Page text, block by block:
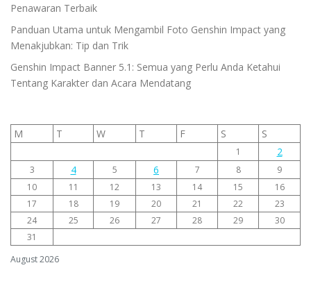
Penawaran Terbaik
Panduan Utama untuk Mengambil Foto Genshin Impact yang
Menakjubkan: Tip dan Trik
Genshin Impact Banner 5.1: Semua yang Perlu Anda Ketahui
Tentang Karakter dan Acara Mendatang
August 2026
M T W T F S S
1 2
3 4 5 6 7 8
9
10
11 12 13 14 15
16
17
18 19 20 21 22
23
24
25 26 27 28 29
30
31